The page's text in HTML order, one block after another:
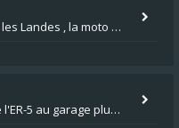
Bonjour à tous et toutes Je suis dans les Landes , la moto appartient à ma fille et je suis désigné pour faire l'entreti
Salut à tous, L'hiver dernier j'ai laissé l'ER-5 au garage plus souvent que je veux bien l'admettre, et le médecin m'a